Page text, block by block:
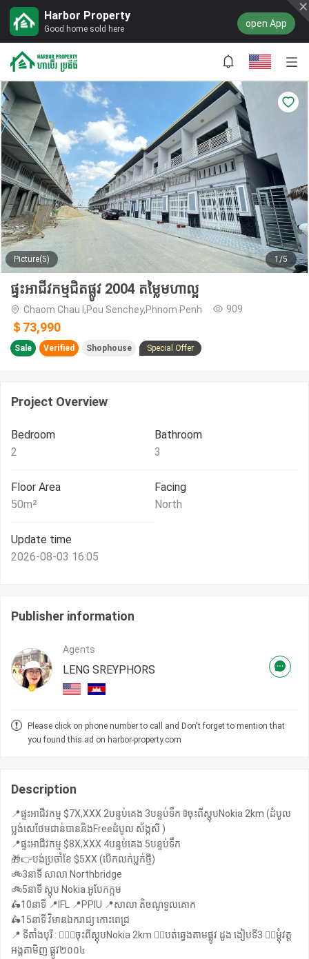
Harbor Property
Good home sold here open App
Picture(5) 1/5
ផ្ទះអាជីវកម្មជិតផ្លូវ 2004 តម្លៃមហាល្អ
Chaom Chau I,Pou Senchey,Phnom Penh 909
＄73,990
Sale Verified Shophouse Special Offer
Project Overview
Bedroom
2
Bathroom
3
Floor Area
50m²
Facing
North
Update time
2026-08-03 16:05
Publisher information
Agents
LENG SREYPHORS
Please click on phone number to call and Don't forget to mention that
you found this ad on harbor-property.com
Description
📍ផ្ទះអាជីវកម្ម $7X,XXX 2បន្ទប់គេង 3បន្ទប់ទឹក 🚦ចុះពីស្តុបNokia 2km (ដំបូល
ប្លង់សេថែមជាន់បាននិងFreeដំបូល ស័ង្កសី )
📍ផ្ទះអាជីវកម្ម $8X,XXX 4បន្ទប់គេង 5បន្ទប់ទឹក
🎁👉បង់ប្រចាំខែ $5XX (បេីកលក់ប្លក់ថ្មី)
🚲3នាទី សាលា Northbridge
🚲5នាទី ស្តុប Nokia អូបែកក្អម
🛵10នាទី 📍IFL 📍PPIU 📍សាលា តិចណូទួលគោក
🛵15នាទី វិមានឯករាជ្យ កោះពេជ្រ
📍 ទីតាំងបុរី : 👉🏻🚦ចុះពីស្តុបNokia 2km 👉🏻បត់ឆ្វេងតាមផ្លូវ ដូង ងៀបទី3 👉🏻ម្តុំវត្ត
អង្គតាមិញ ផ្លូវ២០០៤